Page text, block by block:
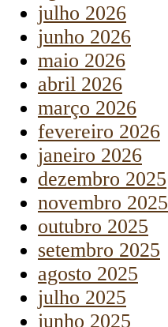
julho 2026
junho 2026
maio 2026
abril 2026
março 2026
fevereiro 2026
janeiro 2026
dezembro 2025
novembro 2025
outubro 2025
setembro 2025
agosto 2025
julho 2025
junho 2025